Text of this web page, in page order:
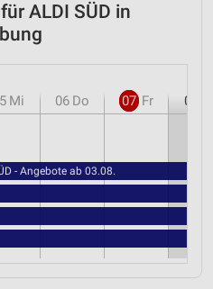
ALDI SÜD in
Mi 06 Do 07 Fr 08
- Angebote ab 03.08.